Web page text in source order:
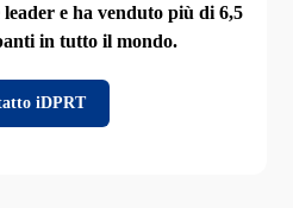
e ha venduto più di 6,5
in tutto il mondo.
iDPRT